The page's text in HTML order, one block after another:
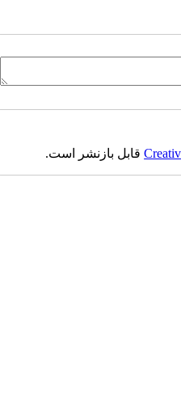
قابل بازنشر است.